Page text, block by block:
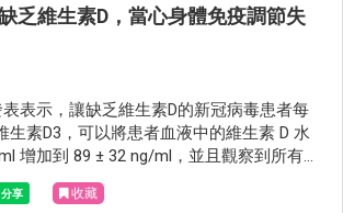
乏維生素D，當心身體免疫調節失
表示，讓缺乏維生素D的新冠病毒患者每
生素D3，可以將患者血液中的維生素 D 水
增加到 89 ± 32 ng/ml，並且觀察到所有測
都顯著降低，尤其是CRP(C-反應蛋白)，以
，並且沒有副作用，因此建議，可以將輔助
收藏